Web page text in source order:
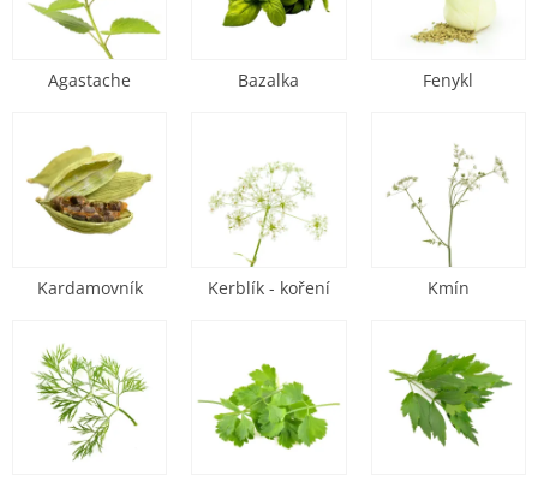
Agastache Bazalka Fenykl
Kardamovník Kerblík - koření Kmín